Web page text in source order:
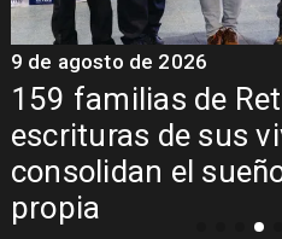
159 familias de
escrituras de sus
consolidan el
propia
9 de agosto de 2026